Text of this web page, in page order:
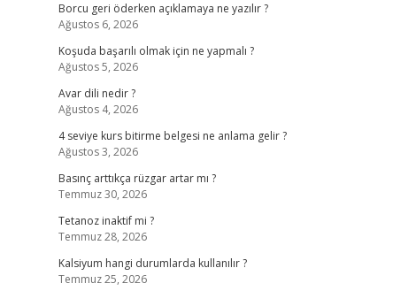
Borcu geri öderken açıklamaya ne yazılır ?
Ağustos 6, 2026
Koşuda başarılı olmak için ne yapmalı ?
Ağustos 5, 2026
Avar dili nedir ?
Ağustos 4, 2026
4 seviye kurs bitirme belgesi ne anlama gelir ?
Ağustos 3, 2026
Basınç arttıkça rüzgar artar mı ?
Temmuz 30, 2026
Tetanoz inaktif mi ?
Temmuz 28, 2026
Kalsiyum hangi durumlarda kullanılır ?
Temmuz 25, 2026